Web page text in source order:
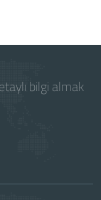
bilgi almak